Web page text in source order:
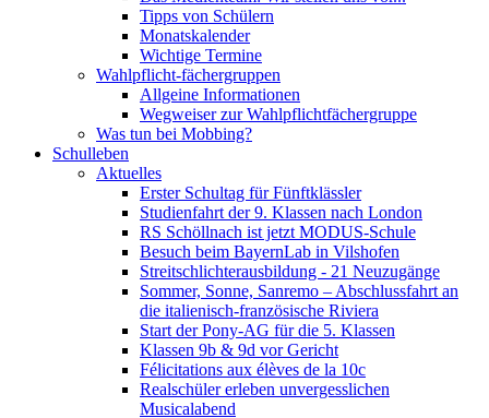
Tipps von Schülern
Monatskalender
Wichtige Termine
Wahlpflicht-fächergruppen
Allgeine Informationen
Wegweiser zur Wahlpflichtfächergruppe
Was tun bei Mobbing?
Schulleben
Aktuelles
Erster Schultag für Fünftklässler
Studienfahrt der 9. Klassen nach London
RS Schöllnach ist jetzt MODUS-Schule
Besuch beim BayernLab in Vilshofen
Streitschlichterausbildung - 21 Neuzugänge
Sommer, Sonne, Sanremo – Abschlussfahrt an
die italienisch-französische Riviera
Start der Pony-AG für die 5. Klassen
Klassen 9b & 9d vor Gericht
Félicitations aux élèves de la 10c
Realschüler erleben unvergesslichen
Musicalabend